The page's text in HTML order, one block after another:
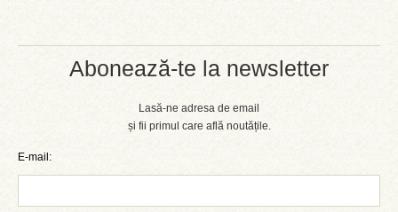
Abonează-te la newsletter
Lasă-ne adresa de email
și fii primul care află noutățile.
E-mail: